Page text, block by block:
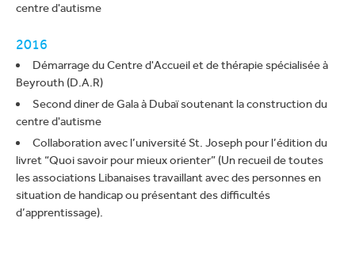
centre d'autisme
2016
Démarrage du Centre d'Accueil et de thérapie spécialisée à
Beyrouth (D.A.R)
Second diner de Gala à Dubaï soutenant la construction du
centre d'autisme
Collaboration avec l’université St. Joseph pour l’édition du
livret “Quoi savoir pour mieux orienter” (Un recueil de toutes
les associations Libanaises travaillant avec des personnes en
situation de handicap ou présentant des difficultés
d’apprentissage).